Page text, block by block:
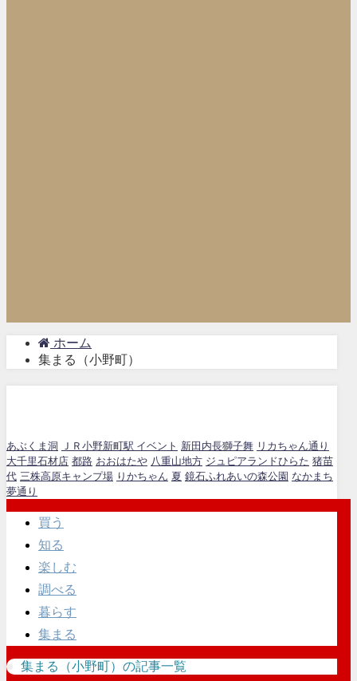
ホーム
集まる（小野町）
あぶくま洞 ＪＲ小野新町駅 イベント 新田内長獅子舞 リカちゃん通り
大千里石材店 都路 おおはたや 八重山地方 ジュピアランドひらた 猪苗
代 三株高原キャンプ場 りかちゃん 夏 鏡石ふれあいの森公園 なかまち
夢通り
買う
知る
楽しむ
調べる
暮らす
集まる
集まる（小野町）の記事一覧